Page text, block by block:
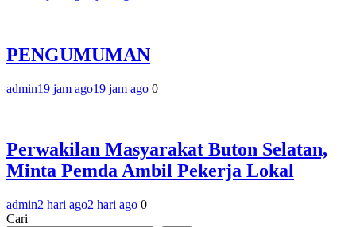
PENGUMUMAN
admin19 jam ago19 jam ago 0
Perwakilan Masyarakat Buton Selatan,
Minta Pemda Ambil Pekerja Lokal
admin2 hari ago2 hari ago 0
Cari